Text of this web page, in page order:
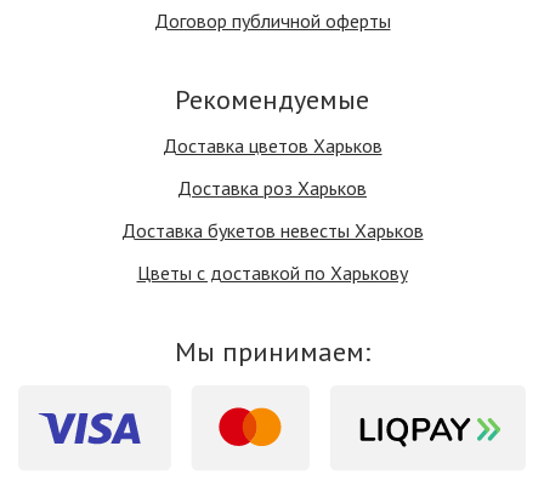
Договор публичной оферты
Рекомендуемые
Доставка цветов Харьков
Доставка роз Харьков
Доставка букетов невесты Харьков
Цветы с доставкой по Харькову
Мы принимаем: